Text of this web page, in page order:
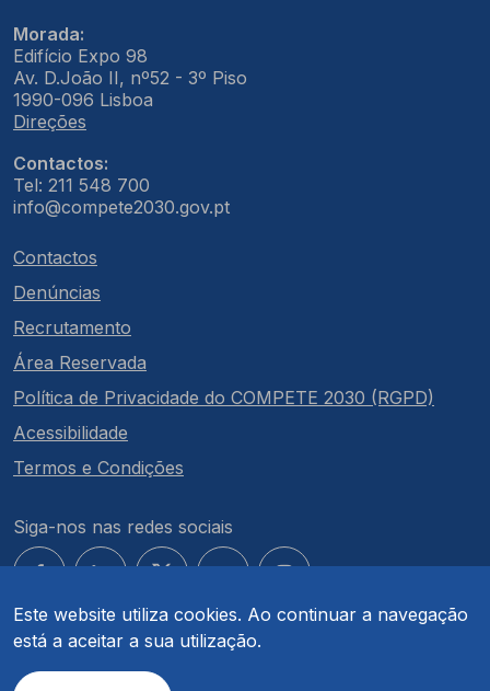
Este website utiliza cookies. Ao continuar a navegação
está a aceitar a sua utilização.
Morada:
Edifício Expo 98
Av. D.João II, nº52 - 3º Piso
1990-096 Lisboa
Direções
Contactos:
Tel: 211 548 700
info@compete2030.gov.pt
Contactos
Denúncias
Recrutamento
Área Reservada
Política de Privacidade do COMPETE 2030 (RGPD)
Acessibilidade
Termos e Condições
Siga-nos nas redes sociais